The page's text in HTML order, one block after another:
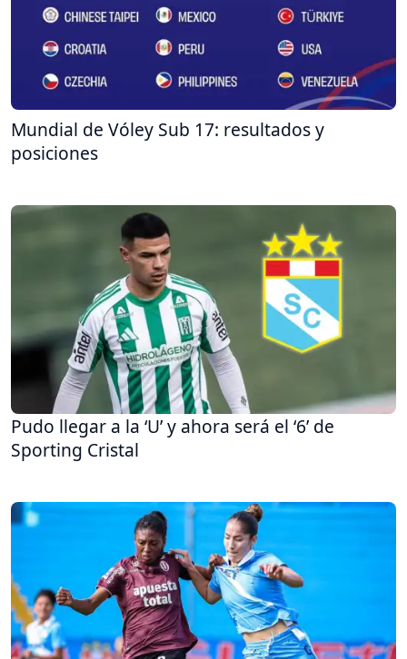
Mundial de Vóley Sub 17: resultados y
posiciones
Pudo llegar a la ‘U’ y ahora será el ‘6’ de
Sporting Cristal